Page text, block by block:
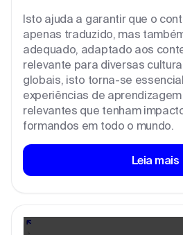
Isto ajuda a garantir que o
apenas traduzido, mas
adequado, adaptado aos
relevante para diversas
globais, isto torna-se
experiências de
relevantes que tenham
formandos em todo o mundo.
Leia mais